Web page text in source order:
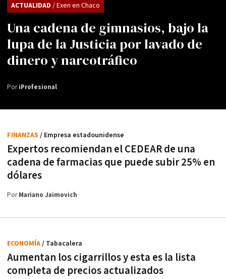
Una cadena de gimnasios, bajo la
lupa de la Justicia por lavado de
dinero y narcotráfico
ACTUALIDAD / Exen en Chaco
PoriProfesional
Expertos recomiendan el CEDEAR de una
cadena de farmacias que puede subir 25% en
dólares
FINANZAS / Empresa estadounidense
PorMariano Jaimovich
Aumentan los cigarrillos y esta es la lista
completa de precios actualizados
ECONOMÍA/ Tabacalera